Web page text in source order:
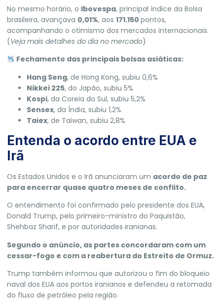
No mesmo horário, o Ibovespa, principal índice da Bolsa
brasileira, avançava 0,01%, aos 171.150 pontos,
acompanhando o otimismo dos mercados internacionais.
(Veja mais detalhes do dia no mercado)
Fechamento das principais bolsas asiáticas:
Hang Seng, de Hong Kong, subiu 0,6%
Nikkei 225, do Japão, subiu 5%
Kospi, da Coreia do Sul, subiu 5,2%
Sensex, da Índia, subiu 1,2%
Taiex, de Taiwan, subiu 2,8%
Entenda o acordo entre EUA e
Irã
Os Estados Unidos e o Irã anunciaram um acordo de paz
para encerrar quase quatro meses de conflito.
O entendimento foi confirmado pelo presidente dos EUA,
Donald Trump, pelo primeiro-ministro do Paquistão,
Shehbaz Sharif, e por autoridades iranianas.
Segundo o anúncio, as partes concordaram com um
cessar-fogo e com a reabertura do Estreito de Ormuz.
Trump também informou que autorizou o fim do bloqueio
naval dos EUA aos portos iranianos e defendeu a retomada
do fluxo de petróleo pela região.